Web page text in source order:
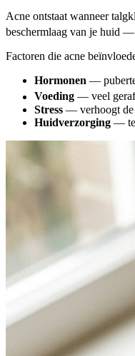
Acne ontstaat wanneer
beschermlaag van je huid —
Factoren die acne
Hormonen —
Voeding — veel
Stress — verhoogt de
Huidverzorging — te